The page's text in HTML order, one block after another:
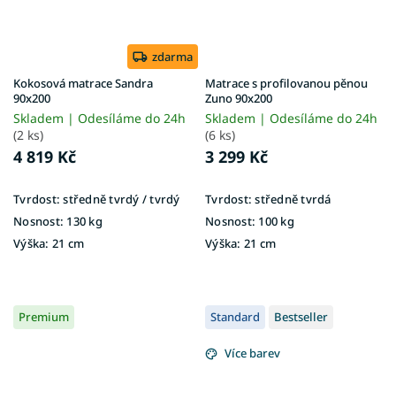
zdarma
Kokosová matrace Sandra
90x200
Skladem | Odesíláme do 24h
(2 ks)
4 819 Kč
Tvrdost: středně tvrdý / tvrdý
Nosnost: 130 kg
Výška: 21 cm
Matrace s profilovanou pěnou
Zuno 90x200
Skladem | Odesíláme do 24h
(6 ks)
3 299 Kč
Tvrdost: středně tvrdá
Nosnost: 100 kg
Výška: 21 cm
Premium Standard Bestseller
Více barev